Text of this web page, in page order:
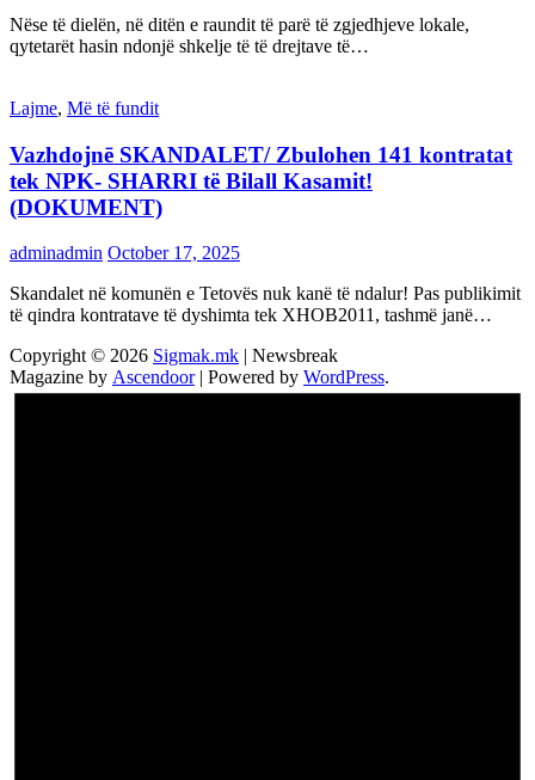
Nëse të dielën, në ditën e raundit të parë të zgjedhjeve lokale,
qytetarët hasin ndonjë shkelje të të drejtave të…
Lajme, Më të fundit
Vazhdojnē SKANDALET/ Zbulohen 141 kontratat
tek NPK- SHARRI të Bilall Kasamit!
(DOKUMENT)
adminadmin October 17, 2025
Skandalet në komunën e Tetovës nuk kanë të ndalur! Pas publikimit
të qindra kontratave të dyshimta tek XHOB2011, tashmë janë…
Copyright © 2026 Sigmak.mk | Newsbreak
Magazine by Ascendoor| Powered by WordPress.